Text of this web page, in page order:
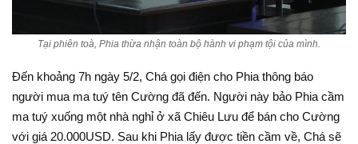
Tại phiên toà, Phia thừa nhận toàn bộ hành vi phạm tội của mình.
Đến khoảng 7h ngày 5/2, Chá gọi điện cho Phia thông báo
người mua ma tuý tên Cường đã đến. Người này bảo Phia cầm
ma tuý xuống một nhà nghỉ ở xã Chiêu Lưu để bán cho Cường
với giá 20.000USD. Sau khi Phia lấy được tiền cầm về, Chá sẽ